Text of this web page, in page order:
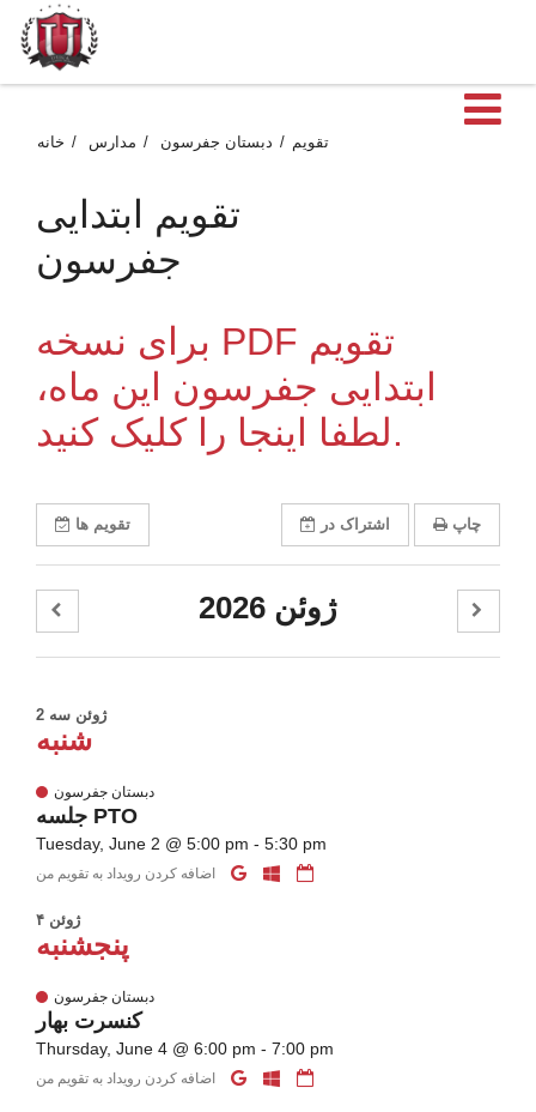
خانه مدارس دبستان جفرسون تقویم
تقویم ابتدایی
جفرسون
برای نسخه PDF تقویم
ابتدایی جفرسون این ماه،
لطفا اینجا را کلیک کنید.
تقویم ها اشتراک در چاپ
ژوئن 2026
2 ژوئن سه
شنبه
دبستان جفرسون
جلسه PTO
Tuesday, June 2 @ 5:00 pm - 5:30 pm
۴ ژوئن
پنجشنبه
دبستان جفرسون
کنسرت بهار
Thursday, June 4 @ 6:00 pm - 7:00 pm